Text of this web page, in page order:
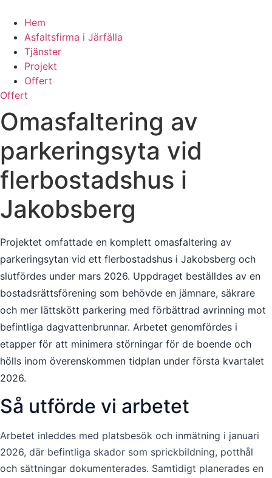
Hem
Asfaltsfirma i Järfälla
Tjänster
Projekt
Offert
Offert
Omasfaltering av
parkeringsyta vid
flerbostadshus i
Jakobsberg
Projektet omfattade en komplett omasfaltering av
parkeringsytan vid ett flerbostadshus i Jakobsberg och
slutfördes under mars 2026. Uppdraget beställdes av en
bostadsrättsförening som behövde en jämnare, säkrare
och mer lättskött parkering med förbättrad avrinning mot
befintliga dagvattenbrunnar. Arbetet genomfördes i
etapper för att minimera störningar för de boende och
hölls inom överenskommen tidplan under första kvartalet
2026.
Så utförde vi arbetet
Arbetet inleddes med platsbesök och inmätning i januari
2026, där befintliga skador som sprickbildning, potthål
och sättningar dokumenterades. Samtidigt planerades en